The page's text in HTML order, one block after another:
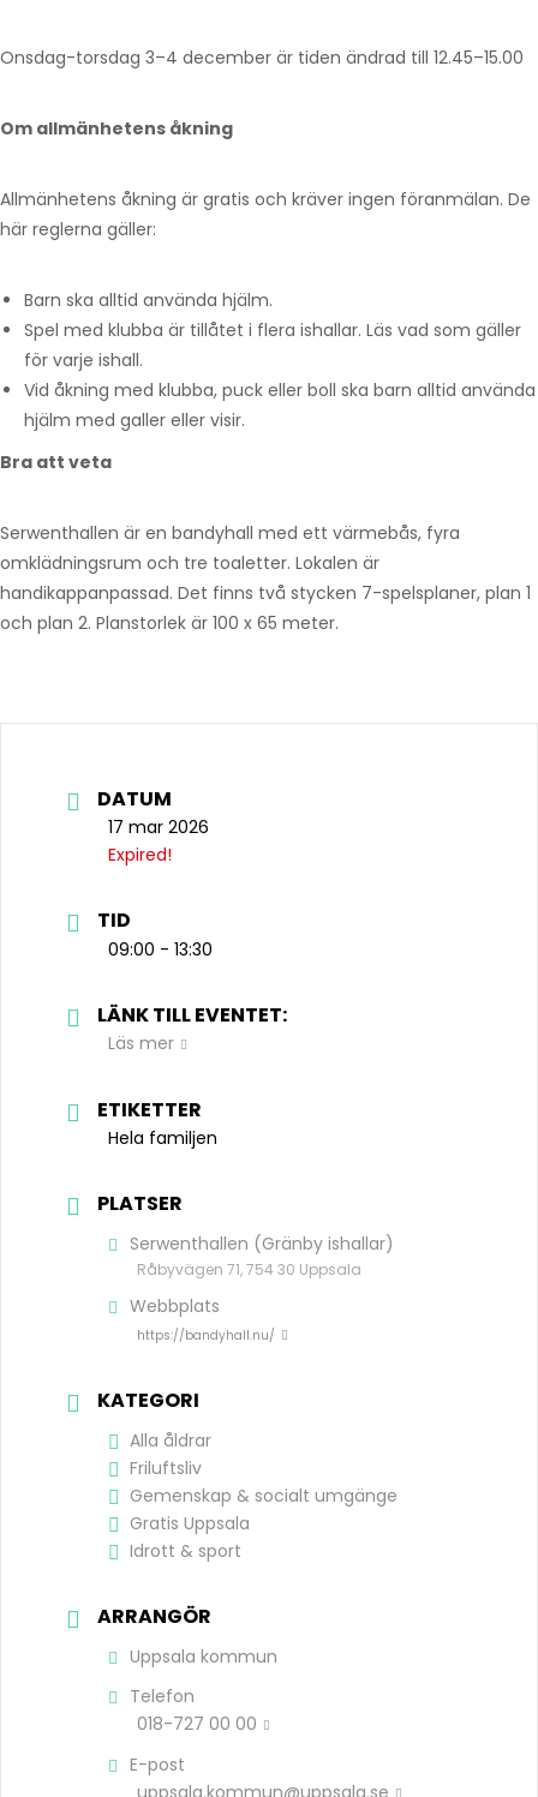
Onsdag-torsdag 3–4 december är tiden ändrad till 12.45–15.00
Om allmänhetens åkning
Allmänhetens åkning är gratis och kräver ingen föranmälan. De
här reglerna gäller:
Barn ska alltid använda hjälm.
Spel med klubba är tillåtet i flera ishallar. Läs vad som gäller
för varje ishall.
Vid åkning med klubba, puck eller boll ska barn alltid använda
hjälm med galler eller visir.
Bra att veta
Serwenthallen är en bandyhall med ett värmebås, fyra
omklädningsrum och tre toaletter. Lokalen är
handikappanpassad. Det finns två stycken 7-spelsplaner, plan 1
och plan 2. Planstorlek är 100 x 65 meter.
DATUM
17 mar 2026
Expired!
TID
09:00 - 13:30
LÄNK TILL EVENTET:
Läs mer
ETIKETTER
Hela familjen
PLATSER
Serwenthallen (Gränby ishallar)
Råbyvägen 71, 754 30 Uppsala
Webbplats
https://bandyhall.nu/
KATEGORI
Alla åldrar
Friluftsliv
Gemenskap & socialt umgänge
Gratis Uppsala
Idrott & sport
ARRANGÖR
Uppsala kommun
Telefon
018-727 00 00
E-post
uppsala.kommun@uppsala.se